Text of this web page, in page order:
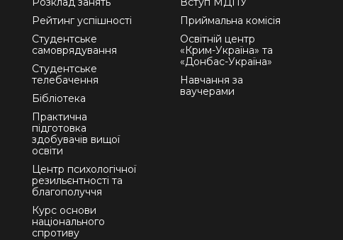
Рейтинг успішності
Студентське
самоврядування
Студентське
телебачення
Бібліотека
Практична
підготовка
здобувачів вищої
освіти
Центр психологічної
резильєнтності та
благополуччя
Курс основи
національного
спротиву
Приймальна комісія
Освітній центр
«Крим-Україна» та
«Донбас-Україна»
Навчання за
ваучерами